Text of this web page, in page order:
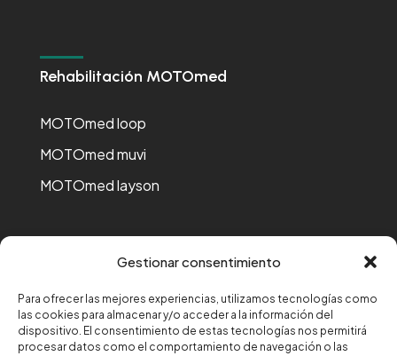
Gestionar consentimiento
Para ofrecer las mejores experiencias, utilizamos tecnologías como
las cookies para almacenar y/o acceder a la información del
dispositivo. El consentimiento de estas tecnologías nos permitirá
procesar datos como el comportamiento de navegación o las
Rehabilitación MOTOmed
MOTOmed loop
MOTOmed muvi
MOTOmed layson
Financiado por la Unión Europea-Next Generation EU